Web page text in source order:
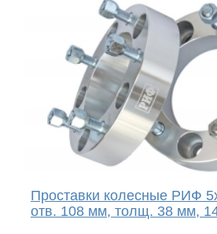
Проставки колесные РИФ
отв. 108 мм, толщ. 38 мм,